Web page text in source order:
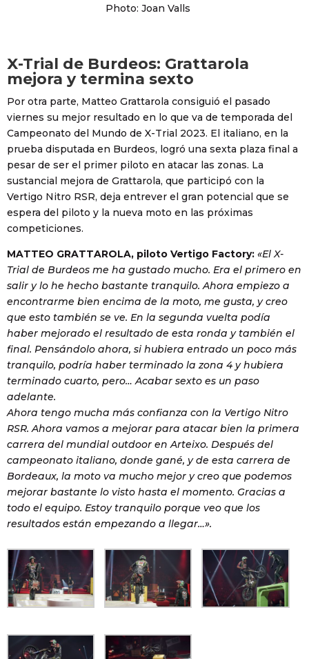
Photo: Joan Valls
X-Trial de Burdeos: Grattarola
mejora y termina sexto
Por otra parte, Matteo Grattarola consiguió el pasado
viernes su mejor resultado en lo que va de temporada del
Campeonato del Mundo de X-Trial 2023. El italiano, en la
prueba disputada en Burdeos, logró una sexta plaza final a
pesar de ser el primer piloto en atacar las zonas. La
sustancial mejora de Grattarola, que participó con la
Vertigo Nitro RSR, deja entrever el gran potencial que se
espera del piloto y la nueva moto en las próximas
competiciones.
MATTEO GRATTAROLA, piloto Vertigo Factory: «El X-
Trial de Burdeos me ha gustado mucho. Era el primero en
salir y lo he hecho bastante tranquilo. Ahora empiezo a
encontrarme bien encima de la moto, me gusta, y creo
que esto también se ve. En la segunda vuelta podía
haber mejorado el resultado de esta ronda y también el
final. Pensándolo ahora, si hubiera entrado un poco más
tranquilo, podría haber terminado la zona 4 y hubiera
terminado cuarto, pero… Acabar sexto es un paso
adelante.
Ahora tengo mucha más confianza con la Vertigo Nitro
RSR. Ahora vamos a mejorar para atacar bien la primera
carrera del mundial outdoor en Arteixo. Después del
campeonato italiano, donde gané, y de esta carrera de
Bordeaux, la moto va mucho mejor y creo que podemos
mejorar bastante lo visto hasta el momento. Gracias a
todo el equipo. Estoy tranquilo porque veo que los
resultados están empezando a llegar…».